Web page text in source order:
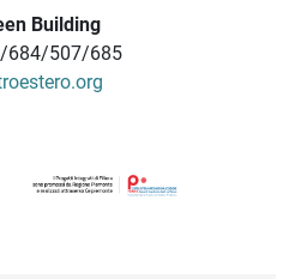
Building
684/507/685